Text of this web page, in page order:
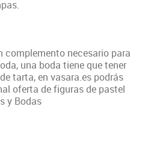
complemento necesario para
una boda tiene que tener
tarta, en vasara.es podrás
oferta de figuras de pastel
y Bodas